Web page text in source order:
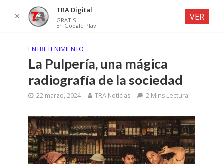
ENTRETENIMIENTO
La Pulpería, una mágica
radiografía de la sociedad
22 marzo, 2024 TRA Noticias 2 Mins Lectura
✕
TRA Digital
GRATIS
En Google Play
VER